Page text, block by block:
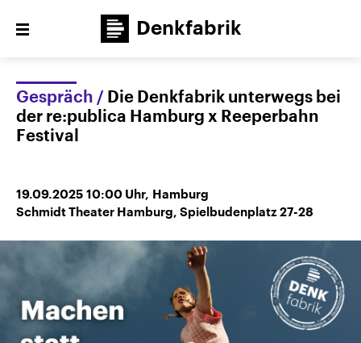
Close
Denkfabrik
Themen
Denkfabrik unterwegs Über uns
Gespräch
Die Denkfabrik unterwegs bei
der re:publica Hamburg x Reeperbahn
Festival
19.09.2025 10:00 Uhr, Hamburg
Schmidt Theater Hamburg, Spielbudenplatz 27-28